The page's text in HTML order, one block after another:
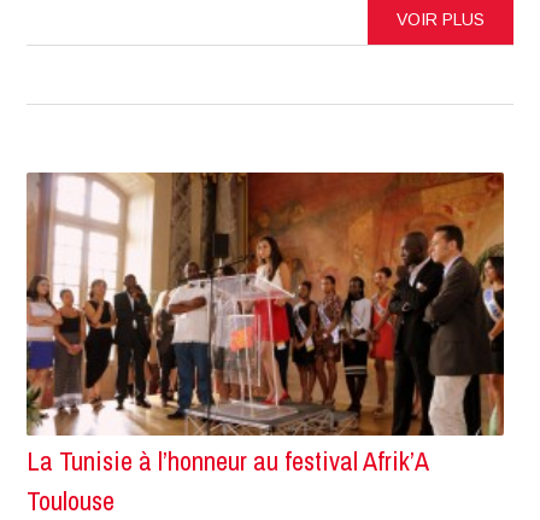
VOIR PLUS
La Tunisie à l’honneur au festival Afrik’A
Toulouse